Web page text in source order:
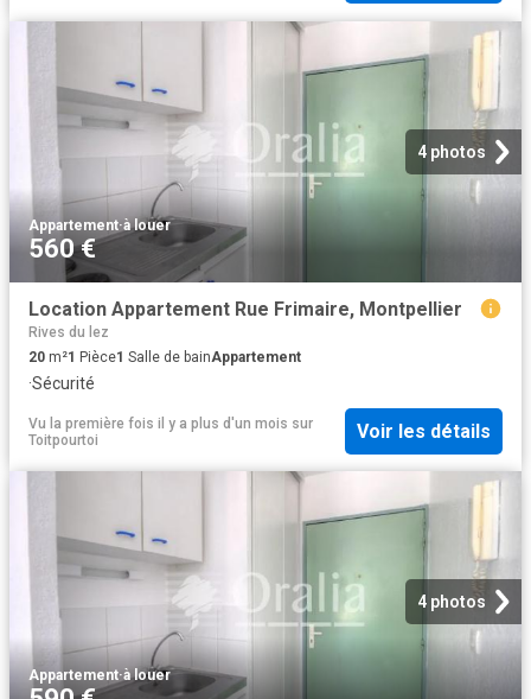
4 photos
Appartement·à louer
560 €
Location Appartement Rue Frimaire, Montpellier
Rives du lez
20 m²1 Pièce1 Salle de bainAppartement
·Sécurité
Vu la première fois il y a plus d'un mois sur
Toitpourtoi
Voir les détails
4 photos
Appartement·à louer